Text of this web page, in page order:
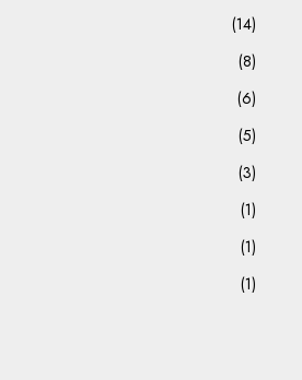
(14)
(8)
(6)
(5)
(3)
(1)
(1)
(1)